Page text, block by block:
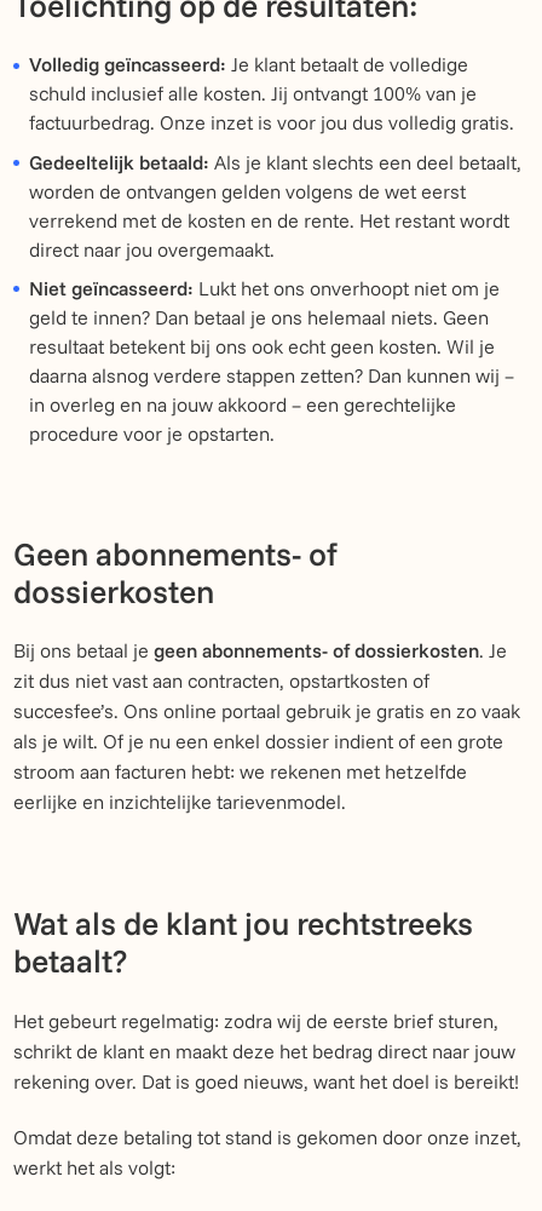
Volledig geïncasseerd: Je klant betaalt de volledige
schuld inclusief alle kosten. Jij ontvangt 100% van je
factuurbedrag. Onze inzet is voor jou dus volledig gratis.
Gedeeltelijk betaald: Als je klant slechts een deel betaalt,
worden de ontvangen gelden volgens de wet eerst
verrekend met de kosten en de rente. Het restant wordt
direct naar jou overgemaakt.
Niet geïncasseerd: Lukt het ons onverhoopt niet om je
geld te innen? Dan betaal je ons helemaal niets. Geen
resultaat betekent bij ons ook echt geen kosten. Wil je
daarna alsnog verdere stappen zetten? Dan kunnen wij –
in overleg en na jouw akkoord – een gerechtelijke
procedure voor je opstarten.
Geen abonnements- of
dossierkosten
Bij ons betaal je geen abonnements- of dossierkosten. Je
zit dus niet vast aan contracten, opstartkosten of
succesfee’s. Ons online portaal gebruik je gratis en zo vaak
als je wilt. Of je nu een enkel dossier indient of een grote
stroom aan facturen hebt: we rekenen met hetzelfde
eerlijke en inzichtelijke tarievenmodel.
Wat als de klant jou rechtstreeks
betaalt?
Het gebeurt regelmatig: zodra wij de eerste brief sturen,
schrikt de klant en maakt deze het bedrag direct naar jouw
rekening over. Dat is goed nieuws, want het doel is bereikt!
Omdat deze betaling tot stand is gekomen door onze inzet,
werkt het als volgt: